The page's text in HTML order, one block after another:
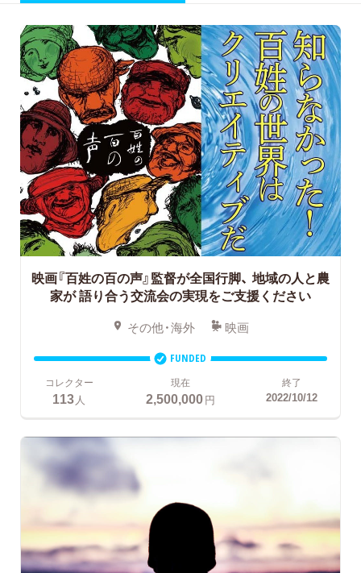
映画『百姓の百の声』監督が全国行脚、 地域の人と農
家が 語り合う交流会の実現をご支援ください
その他・海外 映画
FUNDED
コレクター
113 人
現在
2,500,000円
終了
2022/10/12